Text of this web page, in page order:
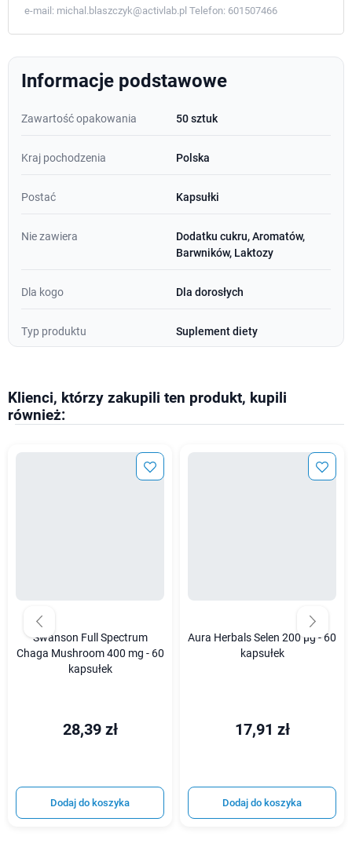
e-mail: michal.blaszczyk@activlab.pl Telefon: 601507466
Informacje podstawowe
Zawartość opakowania 50 sztuk
Kraj pochodzenia Polska
Postać Kapsułki
Nie zawiera
Dodatku cukru, Aromatów,
Barwników, Laktozy
Dla kogo Dla dorosłych
Typ produktu Suplement diety
Klienci, którzy zakupili ten produkt, kupili
również:
Swanson Full Spectrum
Chaga Mushroom 400 mg - 60
kapsułek
28,39 zł
Dodaj do koszyka
Aura Herbals Selen 200 µg - 60
kapsułek
17,91 zł
Dodaj do koszyka